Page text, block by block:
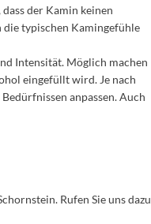
der Kamin keinen
die typischen Kamingefühle
Intensität. Möglich machen
eingefüllt wird. Je nach
anpassen. Auch
Rufen Sie uns dazu